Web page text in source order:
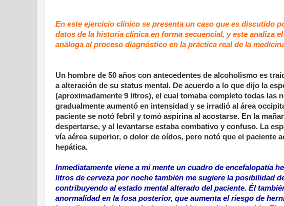
En este ejercicio clínico se presenta un caso que es discutido
datos de la historia clínica en forma secuencial, y este analiza
análoga al proceso diagnóstico en la práctica real de la
Un hombre de 50 años con antecedentes de alcoholismo es
a alteración de su status mental. De acuerdo a lo que dijo la
(aproximadamente 9 litros), el cual tomaba completo todas las
gradualmente aumentó en intensidad y se irradió al área
paciente se notó febril y tomó aspirina al acostarse. En la
despertarse, y al levantarse estaba combativo y confuso. La
vía aérea superior, o dolor de oídos, pero notó que el paciente
hepática.
Inmediatamente viene a mi mente un cuadro de encefalopatía
litros de cerveza por noche también me sugiere la posibilidad
contribuyendo al estado mental alterado del paciente. Él
anormalidad en la fosa posterior, que aumenta el riesgo de